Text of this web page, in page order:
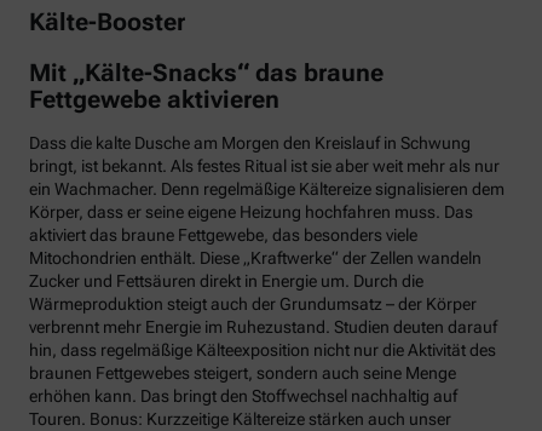
Kälte-Booster
Mit „Kälte-Snacks“ das braune
Fettgewebe aktivieren
Dass die kalte Dusche am Morgen den Kreislauf in Schwung
bringt, ist bekannt. Als festes Ritual ist sie aber weit mehr als nur
ein Wachmacher. Denn regelmäßige Kältereize signalisieren dem
Körper, dass er seine eigene Heizung hochfahren muss. Das
aktiviert das braune Fettgewebe, das besonders viele
Mitochondrien enthält. Diese „Kraftwerke“ der Zellen wandeln
Zucker und Fettsäuren direkt in Energie um. Durch die
Wärmeproduktion steigt auch der Grundumsatz – der Körper
verbrennt mehr Energie im Ruhezustand. Studien deuten darauf
hin, dass regelmäßige Kälteexposition nicht nur die Aktivität des
braunen Fettgewebes steigert, sondern auch seine Menge
erhöhen kann. Das bringt den Stoffwechsel nachhaltig auf
Touren. Bonus: Kurzzeitige Kältereize stärken auch unser